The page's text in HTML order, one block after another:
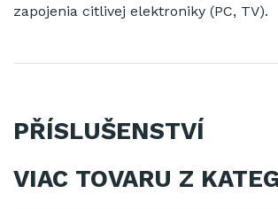
zapojenia citlivej elektroniky (PC, TV).
PŘÍSLUŠENSTVÍ
VIAC TOVARU Z